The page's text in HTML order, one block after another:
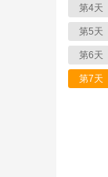
第4天
第5天
第6天
第7天